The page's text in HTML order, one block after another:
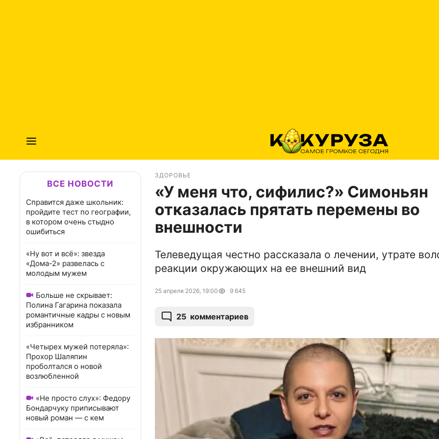
ВСЕ НОВОСТИ
Справится даже школьник:
пройдите тест по географии,
в котором очень стыдно
ошибиться
«Ну вот и всё»: звезда
«Дома-2» развелась с
молодым мужем
Больше не скрывает:
Полина Гагарина показала
романтичные кадры с новым
избранником
«Четырех мужей потеряла»:
Прохор Шаляпин
проболтался о новой
возлюбленной
«Не просто слух»: Федору
Бондарчуку приписывают
новый роман — с кем
ЗДОРОВЬЕ
«У меня что, сифилис?» Симоньян
отказалась прятать перемены во
внешности
Телеведущая честно рассказала о лечении, утрате
реакции окружающих на ее внешний вид
25 апреля 2026, 19:00 9 645
25 комментариев